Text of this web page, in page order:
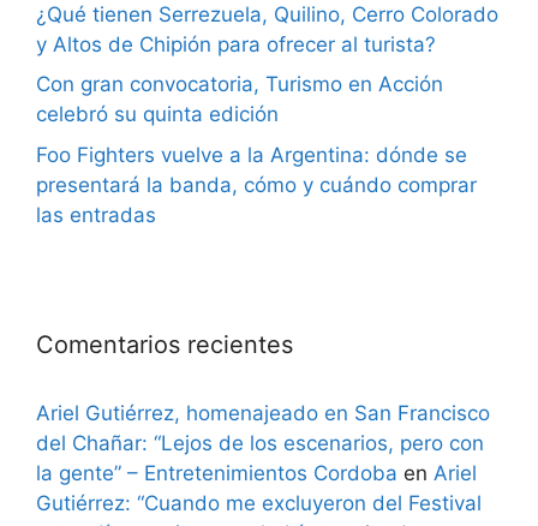
¿Qué tienen Serrezuela, Quilino, Cerro Colorado
y Altos de Chipión para ofrecer al turista?
Con gran convocatoria, Turismo en Acción
celebró su quinta edición
Foo Fighters vuelve a la Argentina: dónde se
presentará la banda, cómo y cuándo comprar
las entradas
Comentarios recientes
Ariel Gutiérrez, homenajeado en San Francisco
del Chañar: “Lejos de los escenarios, pero con
la gente” – Entretenimientos Cordoba en Ariel
Gutiérrez: “Cuando me excluyeron del Festival